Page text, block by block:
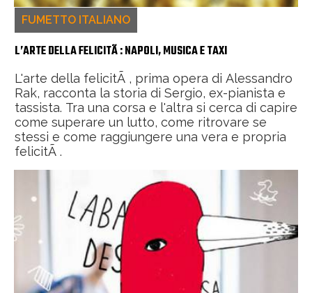
FUMETTO ITALIANO
L’ARTE DELLA FELICITÃ : NAPOLI, MUSICA E TAXI
L'arte della felicitÃ , prima opera di Alessandro
Rak, racconta la storia di Sergio, ex-pianista e
tassista. Tra una corsa e l'altra si cerca di capire
come superare un lutto, come ritrovare se
stessi e come raggiungere una vera e propria
felicitÃ .